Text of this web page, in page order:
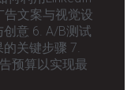
告文案与视觉设
意 6. A/B测试
关键步骤 7.
预算以实现最